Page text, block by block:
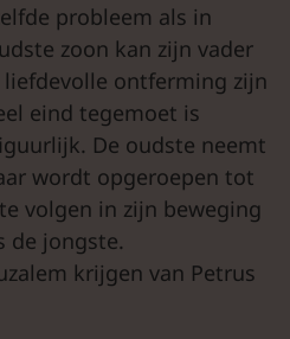
probleem als in
zoon kan zijn vader
ontferming zijn
eind tegemoet is
De oudste neemt
wordt opgeroepen tot
volgen in zijn beweging
de jongste.
krijgen van Petrus